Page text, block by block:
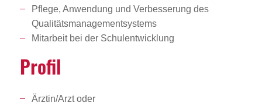
Pflege, Anwendung und Verbesserung des
Qualitätsmanagementsystems
Mitarbeit bei der Schulentwicklung
Profil
Ärztin/Arzt oder